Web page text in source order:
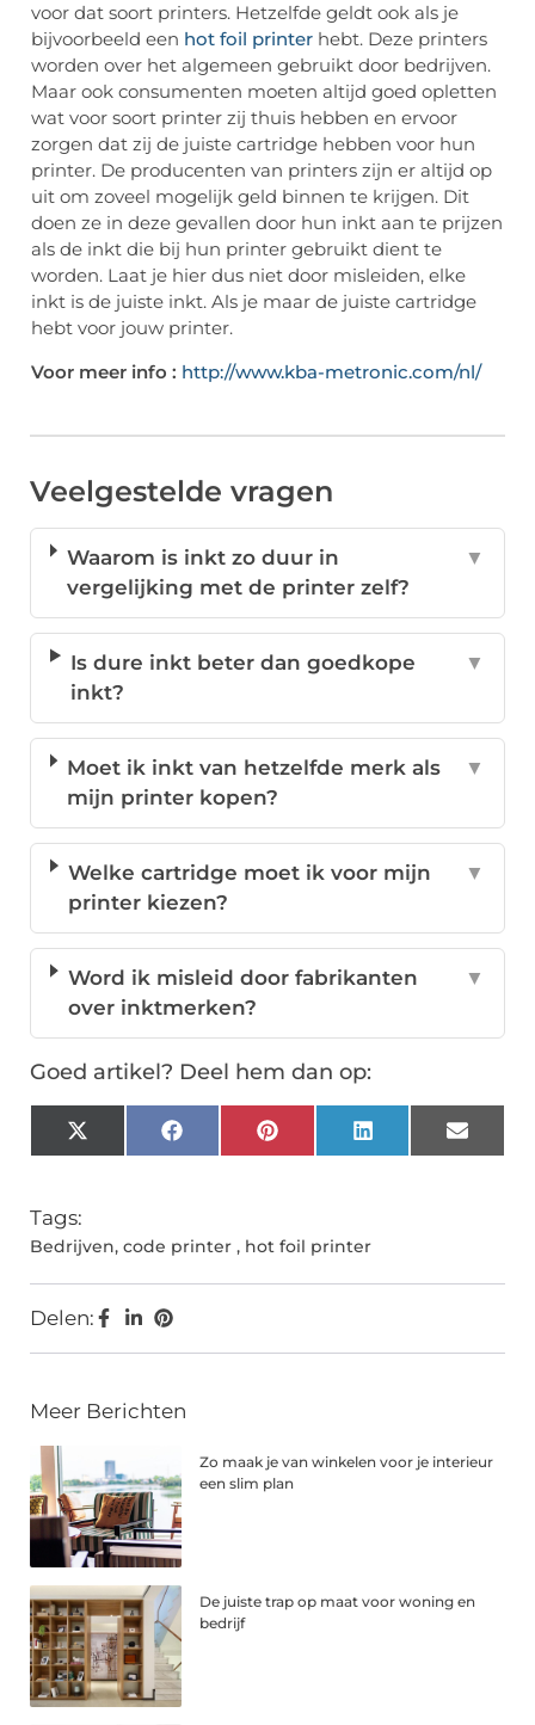
voor dat soort printers. Hetzelfde geldt ook als je
bijvoorbeeld een hot foil printer hebt. Deze printers
worden over het algemeen gebruikt door bedrijven.
Maar ook consumenten moeten altijd goed opletten
wat voor soort printer zij thuis hebben en ervoor
zorgen dat zij de juiste cartridge hebben voor hun
printer. De producenten van printers zijn er altijd op
uit om zoveel mogelijk geld binnen te krijgen. Dit
doen ze in deze gevallen door hun inkt aan te prijzen
als de inkt die bij hun printer gebruikt dient te
worden. Laat je hier dus niet door misleiden, elke
inkt is de juiste inkt. Als je maar de juiste cartridge
hebt voor jouw printer.
Voor meer info : http://www.kba-metronic.com/nl/
Veelgestelde vragen
Waarom is inkt zo duur in
vergelijking met de printer zelf?
▼
Is dure inkt beter dan goedkope
inkt?
▼
Moet ik inkt van hetzelfde merk als
mijn printer kopen?
▼
Welke cartridge moet ik voor mijn
printer kiezen?
▼
Word ik misleid door fabrikanten
over inktmerken?
▼
Goed artikel? Deel hem dan op:
X
(Twitter)
FacebookPinterestLinkedInEmail
Tags:
Bedrijven, code printer , hot foil printer
Delen:
Meer Berichten
Zo maak je van winkelen voor je interieur
een slim plan
De juiste trap op maat voor woning en
bedrijf